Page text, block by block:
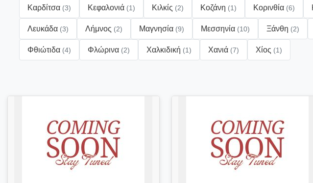
Καρδίτσα (3) Κεφαλονιά (1) Κιλκίς (2) Κοζάνη (1) Κορινθία (6)
Λευκάδα (3) Λήμνος (2) Μαγνησία (9) Μεσσηνία (10) Ξάνθη (2)
Φθιώτιδα (4) Φλώρινα (2) Χαλκιδική (1) Χανιά (7) Χίος (1)